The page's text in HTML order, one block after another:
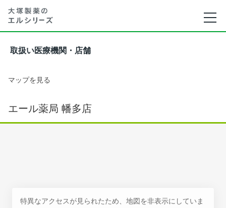
取扱い医療機関・店舗
マップを見る
エール薬局 幡多店
特異なアクセスが見られたため、地図を非表示にしていま